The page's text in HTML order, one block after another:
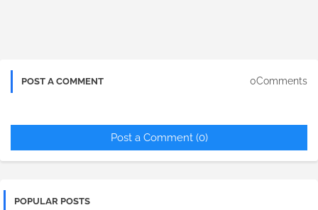
POST A COMMENT 0Comments
Post a Comment (0)
POPULAR POSTS